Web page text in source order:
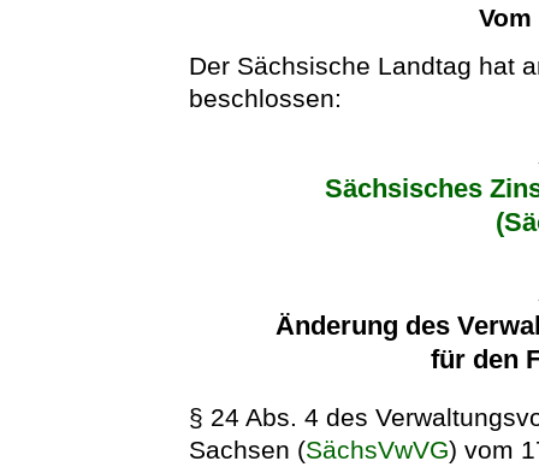
Der Sächsische Landtag hat
beschlossen:
Sächsisches
Änderung des
für den
§ 24 Abs. 4 des
Sachsen (SächsVwVG) vom